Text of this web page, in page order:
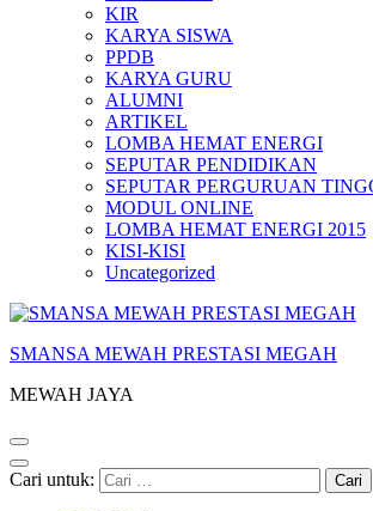
KIR
KARYA SISWA
PPDB
KARYA GURU
ALUMNI
ARTIKEL
LOMBA HEMAT ENERGI
SEPUTAR PENDIDIKAN
SEPUTAR PERGURUAN
MODUL ONLINE
LOMBA HEMAT ENERGI 2015
KISI-KISI
Uncategorized
SMANSA MEWAH PRESTASI MEGAH
MEWAH JAYA
Cari untuk: